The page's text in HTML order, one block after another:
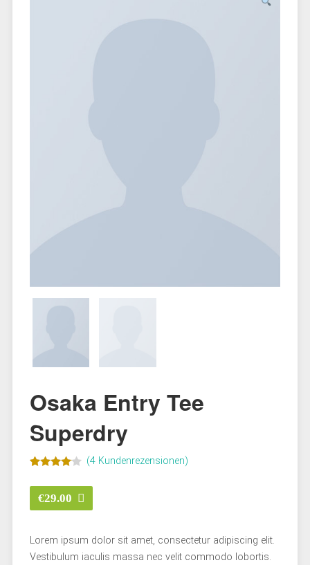
Osaka Entry Tee
Superdry
von 5
auf
Kundenbewertungen
(4Kundenrezensionen)
€29.00
Lorem ipsum dolor sit amet, consectetur adipiscing elit.
Vestibulum iaculis massa nec velit commodo lobortis.